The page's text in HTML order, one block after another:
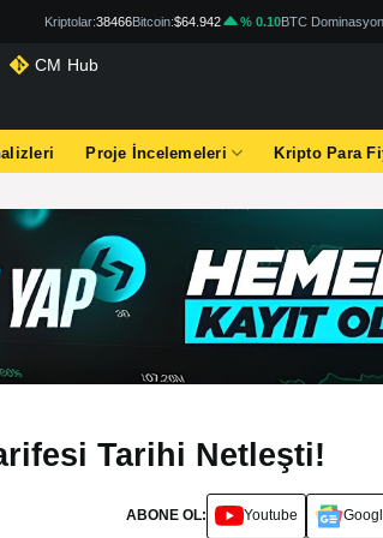
Kriptolar:38466Bitcoin:$64.942 % 0.10BTC
CM Hub
Proje İncelemeleri Kripto Para
Tarihi Netleşti!
ABONE OL: Youtube